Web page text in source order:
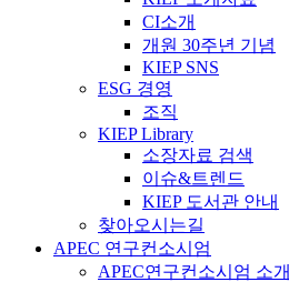
CI소개
개원 30주년 기념
KIEP SNS
ESG 경영
조직
KIEP Library
소장자료 검색
이슈&트렌드
KIEP 도서관 안내
찾아오시는길
APEC 연구컨소시엄
APEC연구컨소시엄 소개